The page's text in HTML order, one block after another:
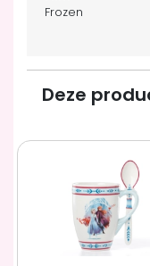
Frozen
Deze